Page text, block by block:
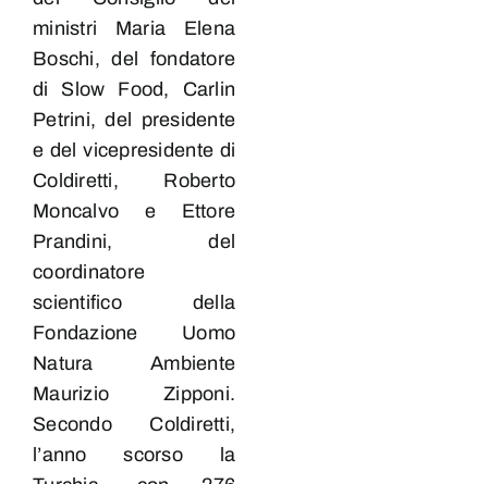
ministri Maria Elena
Boschi, del fondatore
di Slow Food, Carlin
Petrini, del presidente
e del vicepresidente di
Coldiretti, Roberto
Moncalvo e Ettore
Prandini, del
coordinatore
scientifico della
Fondazione Uomo
Natura Ambiente
Maurizio Zipponi.
Secondo Coldiretti,
l’anno scorso la